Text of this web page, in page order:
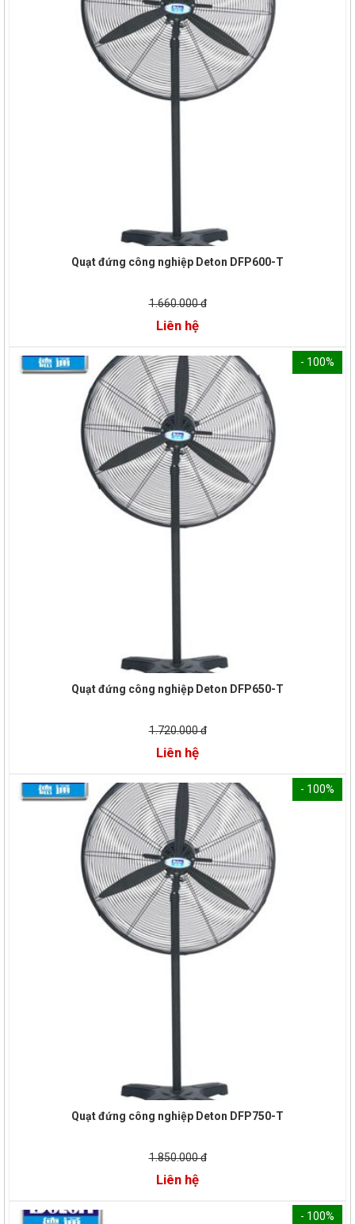
Quạt đứng công nghiệp Deton DFP600-T
1.660.000 đ
Liên hệ
- 100%
Quạt đứng công nghiệp Deton DFP650-T
1.720.000 đ
Liên hệ
- 100%
Quạt đứng công nghiệp Deton DFP750-T
1.850.000 đ
Liên hệ
- 100%